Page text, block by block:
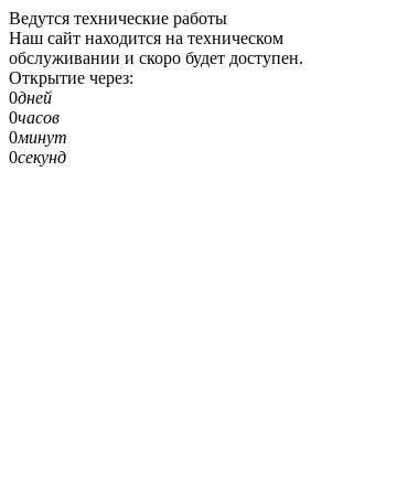
Ведутся технические работы
Наш сайт находится на техническом
обслуживании и скоро будет доступен.
Открытие через:
0дней
0часов
0минут
0секунд